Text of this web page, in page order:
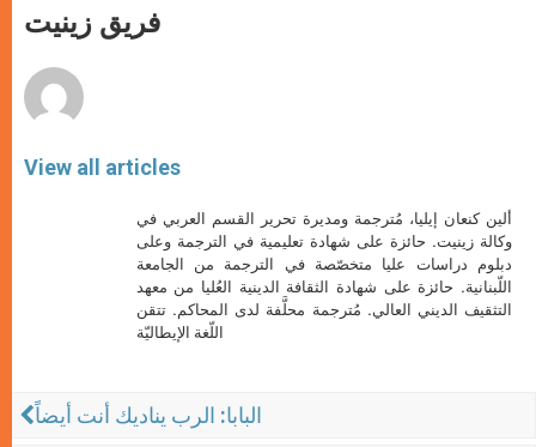
p
p
g
e
o
k
فريق زينيت
View all articles
ألين كنعان إيليا، مُترجمة ومديرة تحرير القسم العربي في
وكالة زينيت. حائزة على شهادة تعليمية في الترجمة وعلى
دبلوم دراسات عليا متخصّصة في الترجمة من الجامعة
اللّبنانية. حائزة على شهادة الثقافة الدينية العُليا من معهد
التثقيف الديني العالي. مُترجمة محلَّفة لدى المحاكم. تتقن
اللّغة الإيطاليّة
البابا: الرب يناديك أنت أيضاً